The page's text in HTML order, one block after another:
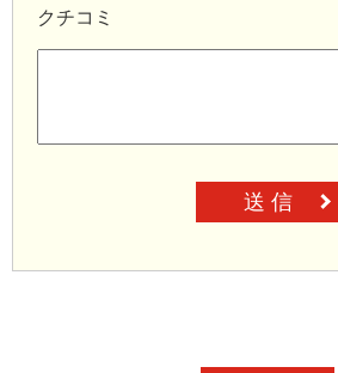
クチコミ
送 信